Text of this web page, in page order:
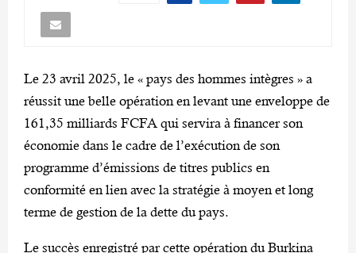
Le 23 avril 2025, le « pays des hommes intègres » a
réussit une belle opération en levant une enveloppe de
161,35 milliards FCFA qui servira à financer son
économie dans le cadre de l’exécution de son
programme d’émissions de titres publics en
conformité en lien avec la stratégie à moyen et long
terme de gestion de la dette du pays.
Le succès enregistré par cette opération du Burkina